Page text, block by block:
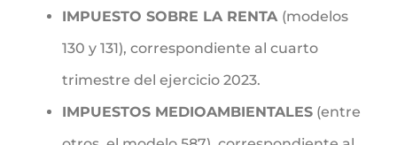
IMPUESTO SOBRE LA RENTA (modelos
130 y 131), correspondiente al cuarto
trimestre del ejercicio 2023.
IMPUESTOS MEDIOAMBIENTALES (entre